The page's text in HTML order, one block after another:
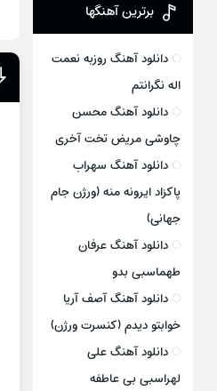
برترین آهنگها
دانلود آهنگ روزبه نعمت
اله نگرانتم
دانلود آهنگ محسن
چاوشی مریض تخت آخری
دانلود آهنگ سهراب
پاکزاد ایرونه منه (ورژن جام
جهانی)
دانلود آهنگ عرفان
طهماسبی بدو
دانلود آهنگ آصف آریا
خوابتو دیدم (کنسرت ورژن)
دانلود آهنگ علی
لهراسبی بی عاطفه